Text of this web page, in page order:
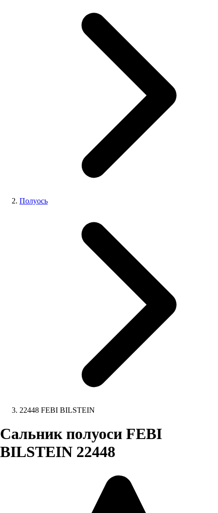
Полуось
22448 FEBI BILSTEIN
Сальник полуоси FEBI
BILSTEIN 22448